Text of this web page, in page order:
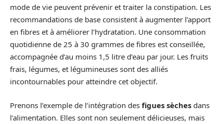
mode de vie peuvent prévenir et traiter la constipation. Les
recommandations de base consistent à augmenter l’apport
en fibres et à améliorer l’hydratation. Une consommation
quotidienne de 25 à 30 grammes de fibres est conseillée,
accompagnée d’au moins 1,5 litre d’eau par jour. Les fruits
frais, légumes, et légumineuses sont des alliés
incontournables pour atteindre cet objectif.
Prenons l’exemple de l’intégration des figues sèches dans
l’alimentation. Elles sont non seulement délicieuses, mais